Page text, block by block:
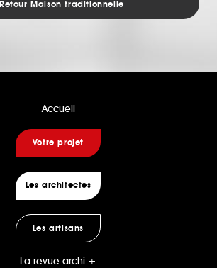
Retour Maison traditionnelle
Accueil
Votre projet
Les architectes
Les artisans
La revue archi +